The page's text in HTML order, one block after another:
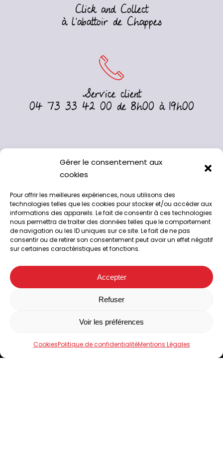
Gérer le consentement aux
cookies
Pour offrir les meilleures expériences, nous utilisons des
technologies telles que les cookies pour stocker et/ou accéder aux
informations des appareils. Le fait de consentir à ces technologies
nous permettra de traiter des données telles que le comportement
de navigation ou les ID uniques sur ce site. Le fait de ne pas
consentir ou de retirer son consentement peut avoir un effet négatif
sur certaines caractéristiques et fonctions.
Accepter
Refuser
Voir les préférences
CookiesPolitique de confidentialitéMentions Légales
Click and Collect
à l’abattoir de Chappes
Service client
04 73 33 42 00 de 8h00 à 19h00
A l’abattoir de Chappes, 63720
04 73 33 42 00
Suivez-nous sur Facebook
Facebook
Le Domaine de Limagne